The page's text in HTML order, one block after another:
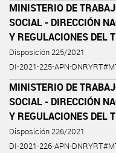
MINISTERIO DE
SOCIAL - DIRECCIÓN
Y REGULACIONES DEL
Disposición 225/2021
DI-2021-225-APN-
MINISTERIO DE
SOCIAL - DIRECCIÓN
Y REGULACIONES DEL
Disposición 226/2021
DI-2021-226-APN-